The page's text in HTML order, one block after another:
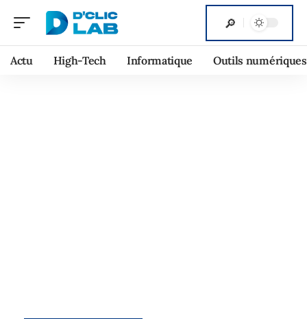
Actu High-Tech Informatique Outils numériques